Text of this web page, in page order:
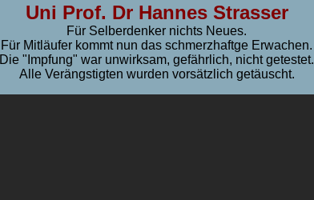
Uni Prof. Dr Hannes Strasser
Für Selberdenker nichts Neues.
Für Mitläufer kommt nun das schmerzhaftge Erwachen.
Die "Impfung" war unwirksam, gefährlich, nicht getestet.
Alle Verängstigten wurden vorsätzlich getäuscht.